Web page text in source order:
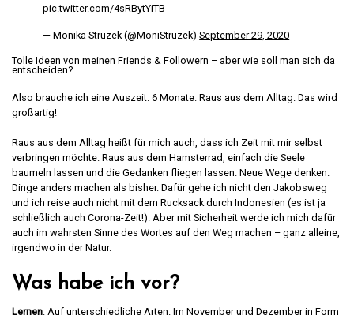
pic.twitter.com/4sRBytYiTB
— Monika Struzek (@MoniStruzek)September 29, 2020
Tolle Ideen von meinen Friends & Followern – aber wie soll man sich da
entscheiden?
Also brauche ich eine Auszeit. 6 Monate. Raus aus dem Alltag. Das wird
großartig!
Raus aus dem Alltag heißt für mich auch, dass ich Zeit mit mir selbst
verbringen möchte. Raus aus dem Hamsterrad, einfach die Seele
baumeln lassen und die Gedanken fliegen lassen. Neue Wege denken.
Dinge anders machen als bisher. Dafür gehe ich nicht den Jakobsweg
und ich reise auch nicht mit dem Rucksack durch Indonesien (es ist ja
schließlich auch Corona-Zeit!). Aber mit Sicherheit werde ich mich dafür
auch im wahrsten Sinne des Wortes auf den Weg machen – ganz alleine,
irgendwo in der Natur.
Was habe ich vor?
Lernen. Auf unterschiedliche Arten. Im November und Dezember in Form